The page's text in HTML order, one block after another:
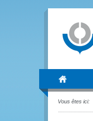
Vous êtes ici: